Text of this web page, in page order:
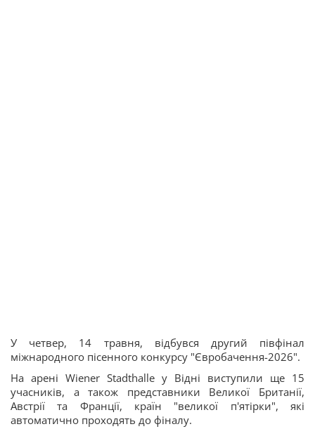
У четвер, 14 травня, відбувся другий півфінал
міжнародного пісенного конкурсу "Євробачення-2026".
На арені Wiener Stadthalle у Відні виступили ще 15
учасників, а також представники Великої Британії,
Австрії та Франції, країн "великої п'ятірки", які
автоматично проходять до фіналу.